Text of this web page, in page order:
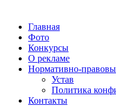
Народная трибуна
Калининская районная
Главная
Фото
Конкурсы
О рекламе
Нормативно-
Устав
Политика
Контакты